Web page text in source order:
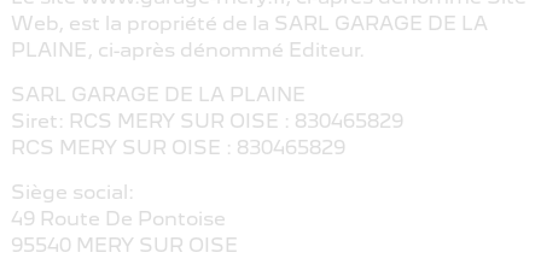
Web, est la propriété de la SARL GARAGE DE LA
PLAINE, ci-après dénommé Editeur.
SARL GARAGE DE LA PLAINE
Siret: RCS MERY SUR OISE : 830465829
RCS MERY SUR OISE : 830465829
Siège social:
49 Route De Pontoise
95540 MERY SUR OISE